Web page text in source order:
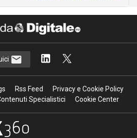
Rss Feed
Privacy e Cookie Policy
Specialistici
Cookie Center